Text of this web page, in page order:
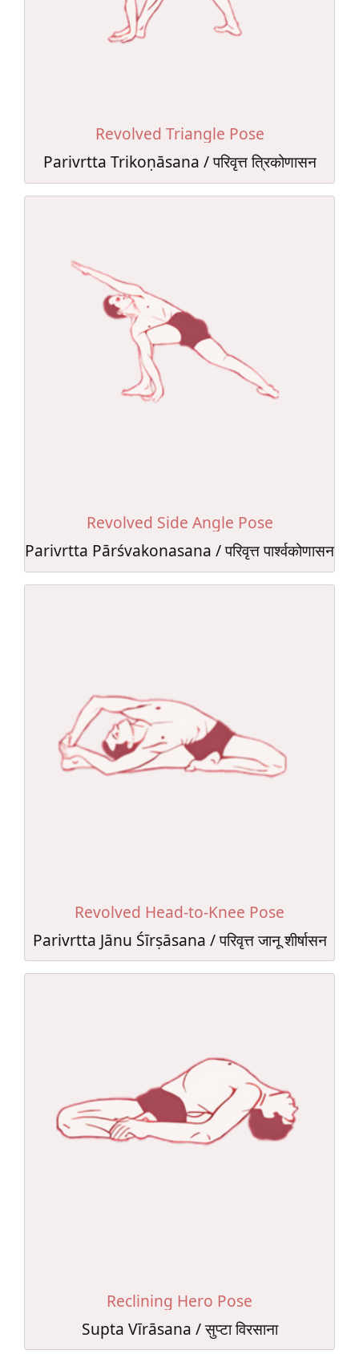
Revolved Triangle Pose
Parivrtta Trikoṇāsana / परिवृत्त त्रिकोणासन
Revolved Side Angle Pose
Parivrtta Pārśvakonasana / परिवृत्त पार्श्वकोणासन
Revolved Head-to-Knee Pose
Parivrtta Jānu Śīrṣāsana / परिवृत्त जानू शीर्षासन
Reclining Hero Pose
Supta Vīrāsana / सुप्टा विरसाना